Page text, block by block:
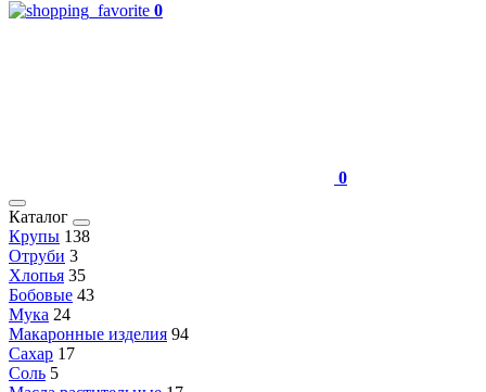
0
0
Каталог
Крупы 138
Отруби 3
Хлопья 35
Бобовые 43
Мука 24
Макаронные изделия 94
Сахар 17
Соль 5